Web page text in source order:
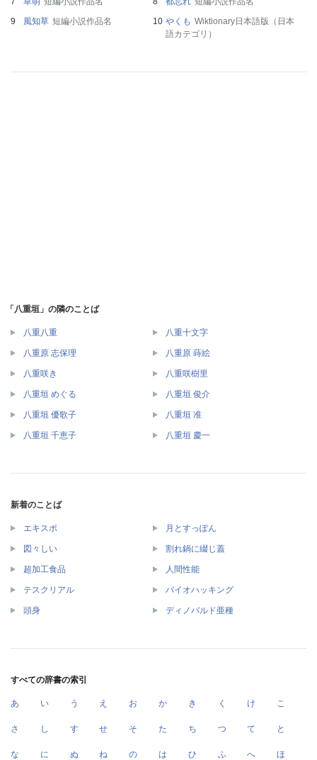
風知草 短編小説作品名 やくも Wiktionary日本語版（日本
語カテゴリ）
「八重垣」の隣のことば
八重八重 八重十文字
八重原 志保理 八重原 蒔絵
八重咲き 八重咲樹里
八重垣 めぐる 八重垣 俊介
八重垣 優歌子 八重垣 准
八重垣 千恵子 八重垣 慶一
新着のことば
エキスポ 月とすっぽん
図々しい 割れ鍋に綴じ蓋
超加工食品 人間性能
テスクリアル バイオハッキング
頭身 ディノバルド亜種
すべての辞書の索引
あ い う え お か き く け こ
さ し す せ そ た ち つ て と
な に ぬ ね の は ひ ふ へ ほ